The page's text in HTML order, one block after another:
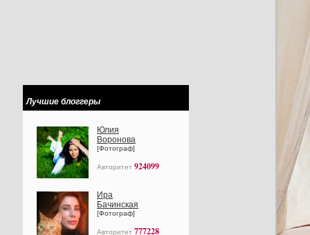
Лучшие блоггеры
Юлия
Воронова
[Фотограф]
Авторитет 924099
Ира
Бачинская
[Фотограф]
Авторитет 777228